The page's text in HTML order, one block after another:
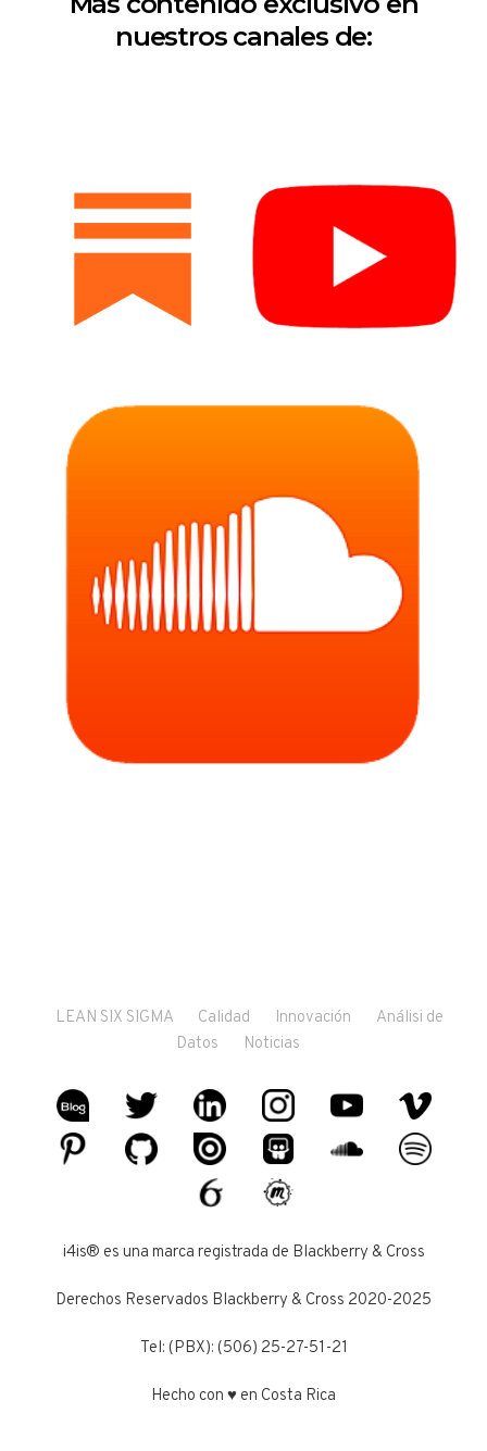
nuestros canales de:
LEAN SIX SIGMA Calidad Innovación
Análisi de
Datos
Noticias
i4is® es una marca registrada de Blackberry & Cross
Derechos Reservados Blackberry & Cross 2020-2025
Tel: (PBX): (506) 25-27-51-21
Hecho con ♥ en Costa Rica